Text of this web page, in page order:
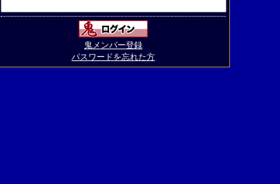
鬼メンバー登録
パスワードを忘れた方